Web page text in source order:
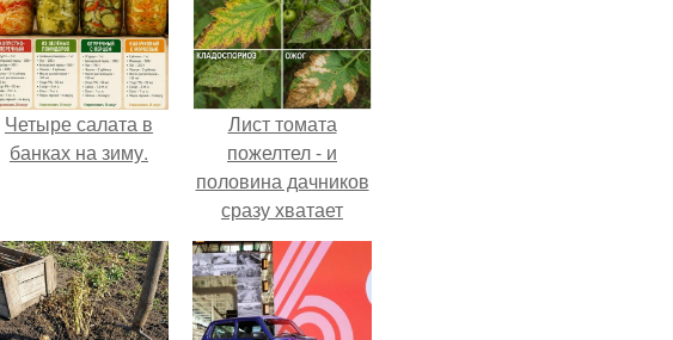
Четыре салата в
банках на зиму.
Лист томата
пожелтел - и
половина дачников
сразу хватает
удобрение.